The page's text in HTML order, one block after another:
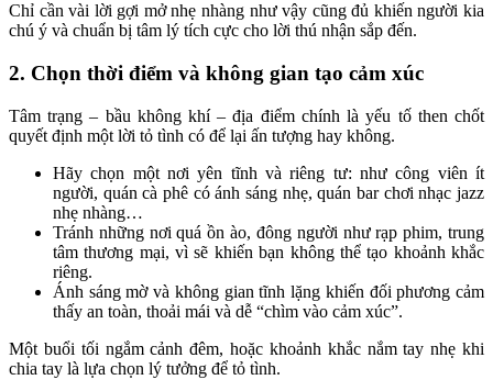
Chỉ cần vài lời gợi mở nhẹ nhàng như vậy cũng đủ khiến người kia
chú ý và chuẩn bị tâm lý tích cực cho lời thú nhận sắp đến.
2. Chọn thời điểm và không gian tạo cảm xúc
Tâm trạng – bầu không khí – địa điểm chính là yếu tố then chốt
quyết định một lời tỏ tình có để lại ấn tượng hay không.
Hãy chọn một nơi yên tĩnh và riêng tư: như công viên ít
người, quán cà phê có ánh sáng nhẹ, quán bar chơi nhạc jazz
nhẹ nhàng…
Tránh những nơi quá ồn ào, đông người như rạp phim, trung
tâm thương mại, vì sẽ khiến bạn không thể tạo khoảnh khắc
riêng.
Ánh sáng mờ và không gian tĩnh lặng khiến đối phương cảm
thấy an toàn, thoải mái và dễ “chìm vào cảm xúc”.
Một buổi tối ngắm cảnh đêm, hoặc khoảnh khắc nắm tay nhẹ khi
chia tay là lựa chọn lý tưởng để tỏ tình.